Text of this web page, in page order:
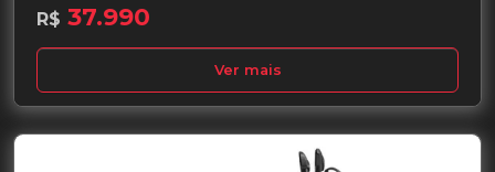
R$ 37.990
Ver mais